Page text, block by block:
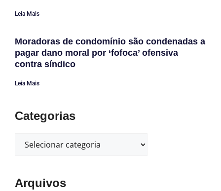
Leia Mais
Moradoras de condomínio são condenadas a
pagar dano moral por ‘fofoca’ ofensiva
contra síndico
Leia Mais
Categorias
Arquivos